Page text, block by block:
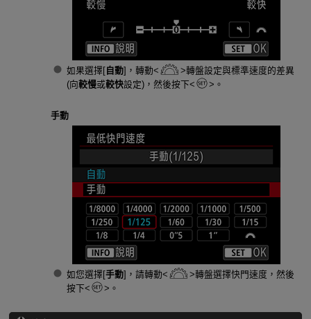
如果選擇[自動]，轉動
轉盤設定與標準速度的差異
(向較慢或較快設定)，然後按下 。
手動
如您選擇[手動]，請轉動
轉盤選擇快門速度，然後
按下
。